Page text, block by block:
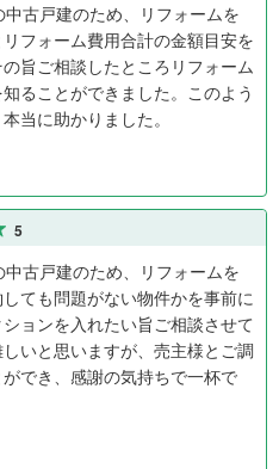
古戸建のため、リフォームを
フォーム費用合計の金額目安を
旨ご相談したところリフォーム
ることができました。このよう
当に助かりました。
5
古戸建のため、リフォームを
ても問題がない物件かを事前に
ョンを入れたい旨ご相談させて
いと思いますが、売主様とご調
でき、感謝の気持ちで一杯で